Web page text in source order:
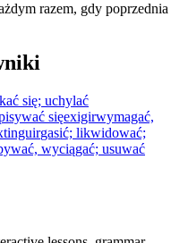
razem, gdy poprzednia
się; uchylać
sięexigirwymagać,
gasić; likwidować;
wyciągać; usuwać